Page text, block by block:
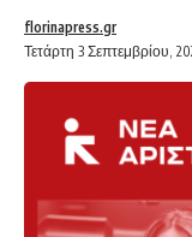
Τετάρτη 3 Σεπτεμβρίου,
florinapress.gr